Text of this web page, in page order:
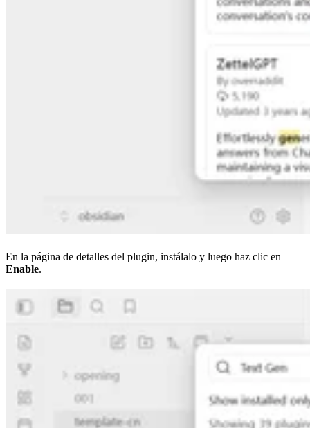
En la página de detalles del plugin, instálalo y luego haz clic en
Enable.